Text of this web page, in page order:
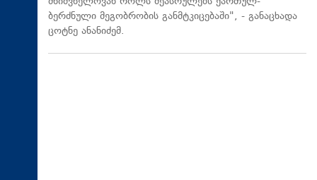
ბერძნული მეგობრობის განმტკიცებაში", - განაცხადა
ცოტნე ანანიძემ.